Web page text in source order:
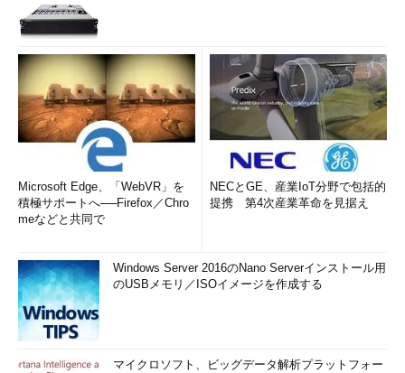
Microsoft Edge、「WebVR」を
積極サポートへ──Firefox／Chro
meなどと共同で
NECとGE、産業IoT分野で包括的
提携 第4次産業革命を見据え
Windows Server 2016のNano Serverインストール用
のUSBメモリ／ISOイメージを作成する
マイクロソフト、ビッグデータ解析プラットフォー